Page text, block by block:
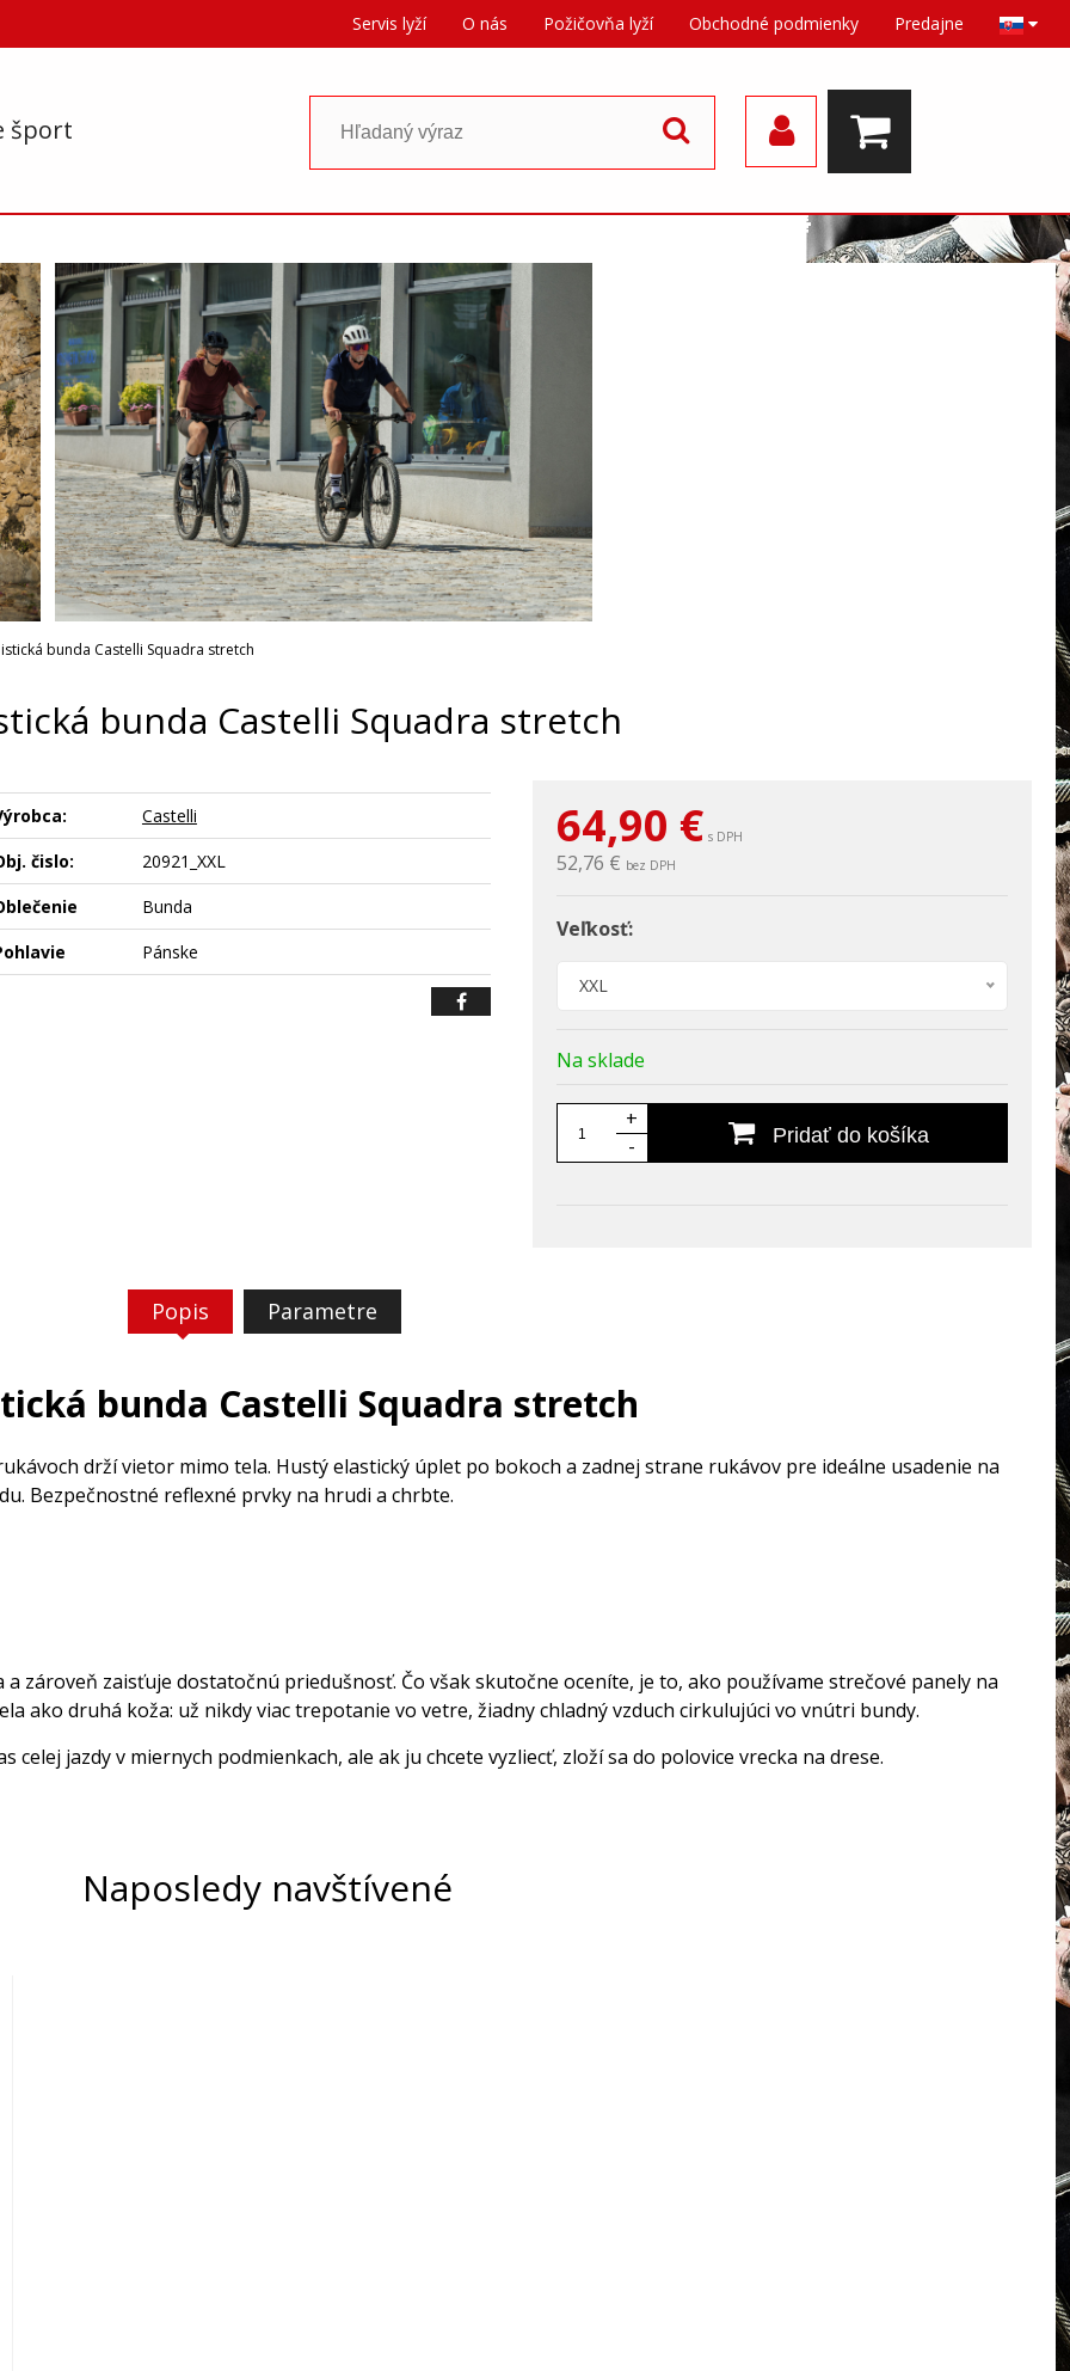
šport
Servis lyží O nás Požičovňa lyží Obchodné podmienky Predajne
bunda Castelli Squadra stretch
bunda Castelli Squadra stretch
64,90 € s DPH
52,76 € bez DPH
Veľkosť:
XXL
Na sklade
+
-
Pridať do košíka
Castelli
čislo:
20921_XXL
Bunda
Pánske
Popis Parametre
bunda Castelli Squadra stretch
drží vietor mimo tela. Hustý elastický úplet po bokoch a zadnej strane rukávov pre ideálne usadenie na
Bezpečnostné reflexné prvky na hrudi a chrbte.
zároveň zaisťuje dostatočnú priedušnosť. Čo však skutočne oceníte, je to, ako používame strečové panely na
ako druhá koža: už nikdy viac trepotanie vo vetre, žiadny chladný vzduch cirkulujúci vo vnútri bundy.
jazdy v miernych podmienkach, ale ak ju chcete vyzliecť, zloží sa do polovice vrecka na drese.
Naposledy navštívené